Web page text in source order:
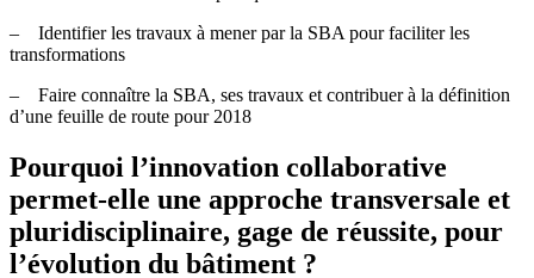
–
Identifier les travaux à mener par la SBA pour faciliter les
transformations
–
Faire connaître la SBA, ses travaux et contribuer à la définition
d’une feuille de route pour 2018
Pourquoi l’innovation collaborative
permet-elle une approche transversale et
pluridisciplinaire, gage de réussite, pour
l’évolution du bâtiment ?